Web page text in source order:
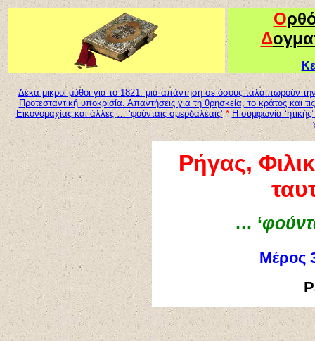
Ο
Δ
Δέκα μικροί μύθοι για το 1821: μια απάντηση σε όσους ταλαιπωρούν την
Προτεσταντική υποκρισία. Απαντήσεις για τη θρησκεία, το κράτος και
Εικονομαχίας και άλλες … ‘φούνταις σμερδαλέαις’ * Η συμφωνία
Ρήγας,
… ‘
Μέρος